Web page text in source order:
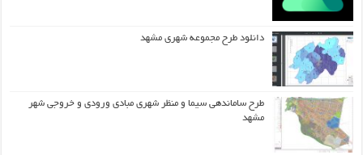
دانلود طرح مجموعه شهری مشهد
طرح ساماندهی سیما و منظر شهری مبادی ورودی و خروجی شهر
مشهد